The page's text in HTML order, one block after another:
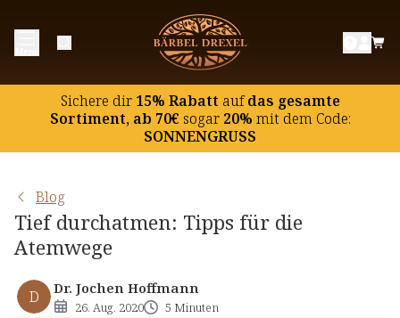
Sichere dir15% Rabatt aufdas gesamte
Sortiment, ab 70€ sogar20% mit dem Code:
SONNENGRUSS
Blog
Tief durchatmen: Tipps für die
Atemwege
D Dr. Jochen Hoffmann
26. Aug. 2020 5 Minuten
Atemwege: Was gehört dazu?
Husten & Co: Wie sich die Atemwege sauber halten
Atemwege pflegen und stärken: 6 Tipps
Tief durchatmen: wie die Atmung die Entspannung